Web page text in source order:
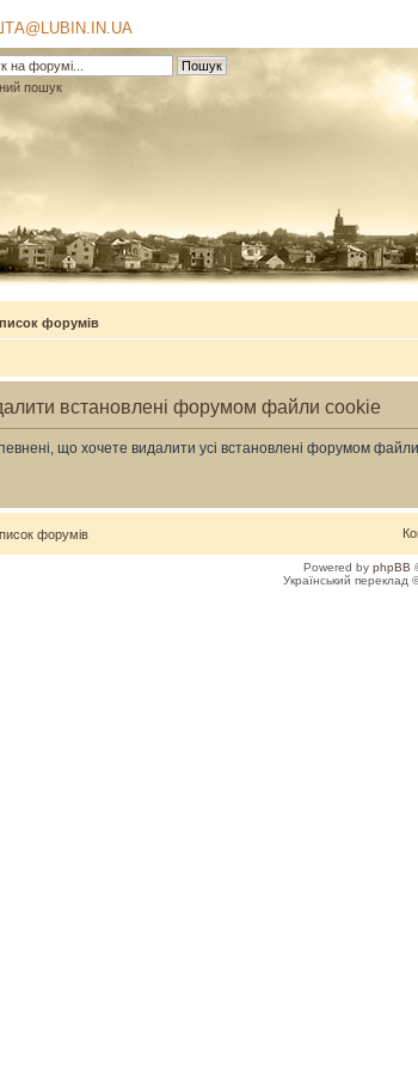
пошук
форумів
встановлені форумом файли cookie
що хочете видалити усі встановлені форумом
форумів
Powered by phpBB
Український переклад